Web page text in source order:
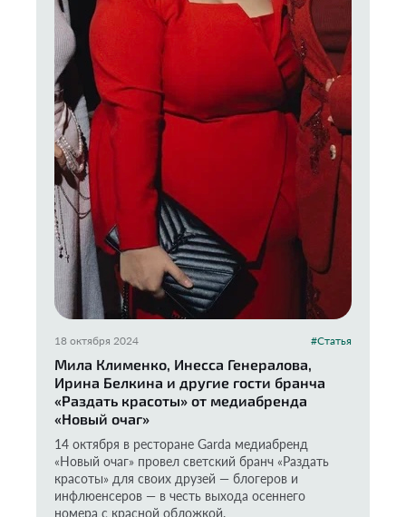
18 октября 2024 #Статья
Мила Клименко, Инесса Генералова,
Ирина Белкина и другие гости бранча
«Раздать красоты» от медиабренда
«Новый очаг»
14 октября в ресторане Garda медиабренд
«Новый очаг» провел светский бранч «Раздать
красоты» для своих друзей — блогеров и
инфлюенсеров — в честь выхода осеннего
номера с красной обложкой.